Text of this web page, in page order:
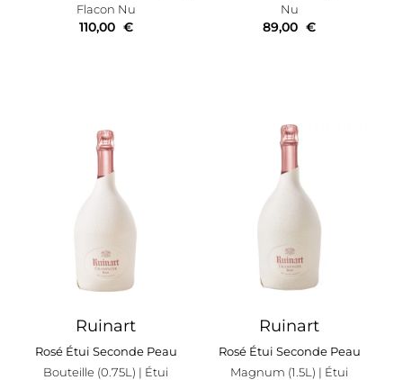
Flacon Nu
110,00 €
Nu
89,00 €
Ruinart
Rosé Étui Seconde Peau
Bouteille (0.75L) | Étui
Ruinart
Rosé Étui Seconde Peau
Magnum (1.5L) | Étui